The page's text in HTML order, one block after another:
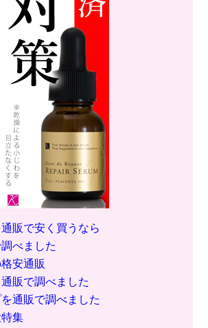
販で安く買うなら
べました
安通販
販で調べました
通販で調べました
集